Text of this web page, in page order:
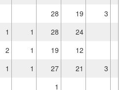
28 19
3
1 1 28
24
2 1 19
12
1 1 27 21
3
1